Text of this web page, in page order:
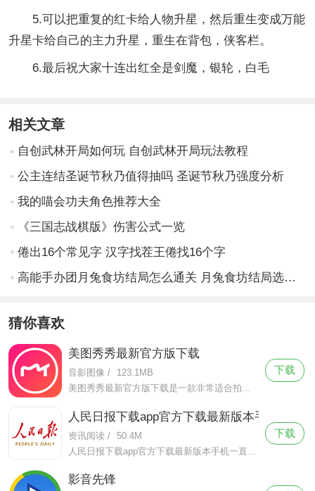
5.可以把重复的红卡给人物升星，然后重生变成万能
升星卡给自己的主力升星，重生在背包，侠客栏。
6.最后祝大家十连出红全是剑魔，银轮，白毛
相关文章
自创武林开局如何玩 自创武林开局玩法教程
公主连结圣诞节秋乃值得抽吗 圣诞节秋乃强度分析
我的喵会功夫角色推荐大全
《三国志战棋版》伤害公式一览
倦出16个常见字 汉字找茬王倦找16个字
高能手办团月兔食坊结局怎么通关 月兔食坊结局选择攻略
猜你喜欢
美图秀秀最新官方版下载
音影图像 /
123.1MB
美图秀秀最新官方版下载是一款非常适合拍照修图的手机摄像软件，美图秀秀最新官方版下载该软件有着简洁轻便的页面设计，拥有超级强大的功能。
下载
人民日报下载app官方下载最新版本手机
资讯阅读 / 50.4M
下载
影音先锋